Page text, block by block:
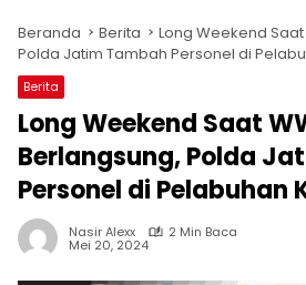
Beranda Berita
Long Weekend
Polda Jatim Tambah Personel di
Berita
Long Weekend Saat
Berlangsung, Polda
Personel di Pelabuhan
Nasir Alexx 2 Min Baca
Mei 20, 2024